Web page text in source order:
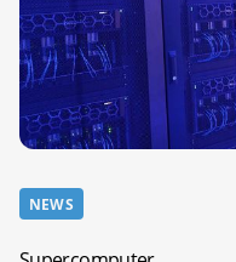
NEWS